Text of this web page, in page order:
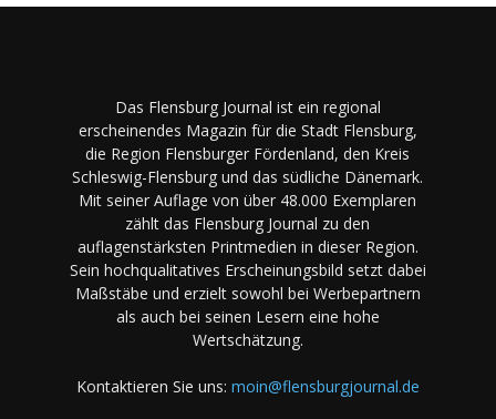
Das Flensburg Journal ist ein regional
erscheinendes Magazin für die Stadt Flensburg,
die Region Flensburger Fördenland, den Kreis
Schleswig-Flensburg und das südliche Dänemark.
Mit seiner Auflage von über 48.000 Exemplaren
zählt das Flensburg Journal zu den
auflagenstärksten Printmedien in dieser Region.
Sein hochqualitatives Erscheinungsbild setzt dabei
Maßstäbe und erzielt sowohl bei Werbepartnern
als auch bei seinen Lesern eine hohe
Wertschätzung.
Kontaktieren Sie uns: moin@flensburgjournal.de